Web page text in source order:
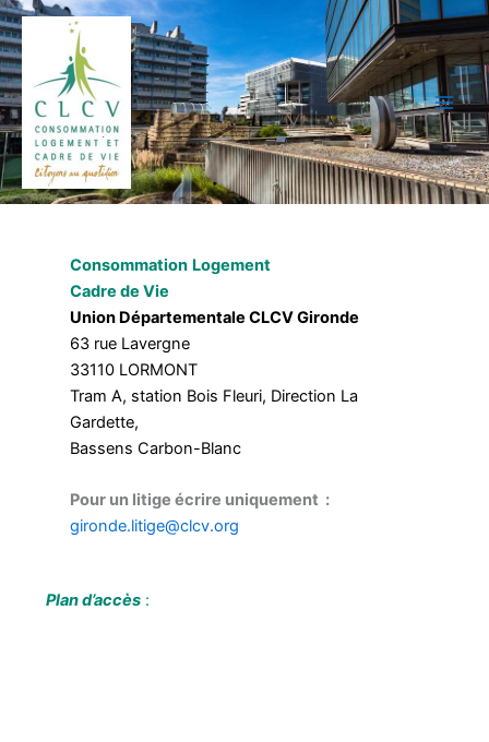
Aller
au
contenu
Consommation Logement
Cadre de Vie
Union Départementale CLCV Gironde
63 rue Lavergne
33110 LORMONT
Tram A, station Bois Fleuri, Direction La
Gardette,
Bassens Carbon-Blanc
Pour un litige écrire uniquement :
gironde.litige@clcv.org
Plan d’accès: